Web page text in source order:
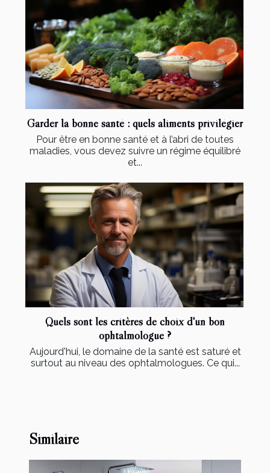
Garder la bonne santé : quels aliments privilégier
Pour être en bonne santé et à l’abri de toutes
maladies, vous devez suivre un régime équilibré
et...
Quels sont les critères de choix d'un bon
ophtalmologue ?
Aujourd'hui, le domaine de la santé est saturé et
surtout au niveau des ophtalmologues. Ce qui...
Similaire